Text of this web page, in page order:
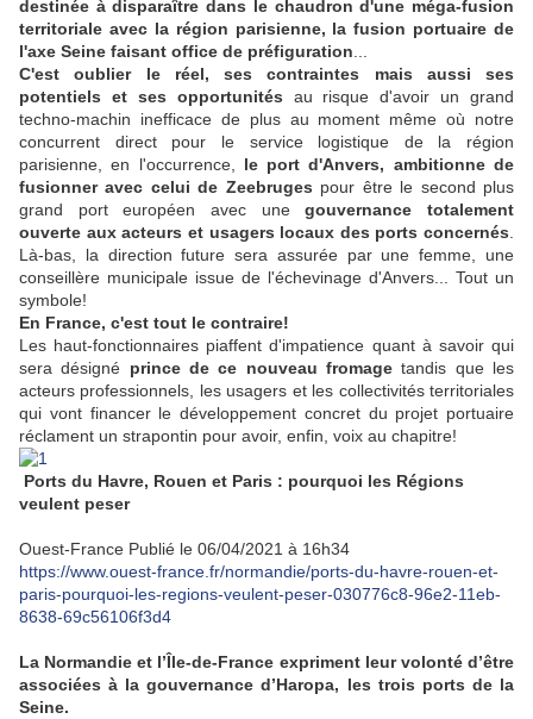
destinée à disparaître dans le chaudron d'une méga-fusion
territoriale avec la région parisienne, la fusion portuaire de
l'axe Seine faisant office de préfiguration
C'est oublier le réel, ses contraintes mais aussi ses
potentiels et ses opportunités au risque d'avoir un grand
techno-machin inefficace de plus au moment même où notre
concurrent direct pour le service logistique de la région
parisienne, en l'occurrence, le port d'Anvers, ambitionne de
fusionner avec celui de Zeebruges pour être le second plus
grand port européen avec unegouvernance totalement
ouverte aux acteurs et usagers locaux des ports concernés
Là-bas, la direction future sera assurée par une femme, une
conseillère municipale issue de l'échevinage d'Anvers... Tout un
symbole!
En France, c'est tout le contraire!
Les haut-fonctionnaires piaffent d'impatience quant à savoir qui
sera désigné prince de ce nouveau fromage tandis que les
acteurs professionnels, les usagers et les collectivités territoriales
qui vont financer le développement concret du projet portuaire
réclament un strapontin pour avoir, enfin, voix au chapitre!
Ports du Havre, Rouen et Paris : pourquoi les Régions
veulent peser
Ouest-France Publié le 06/04/2021 à 16h34
https://www.ouest-france.fr/normandie/ports-du-havre-rouen-et-
paris-pourquoi-les-regions-veulent-peser-030776c8-96e2-11eb-
8638-69c56106f3d4
La Normandie et l’Île-de-France expriment leur volonté d’être
associées à la gouvernance d’Haropa, les trois ports de la
Seine.